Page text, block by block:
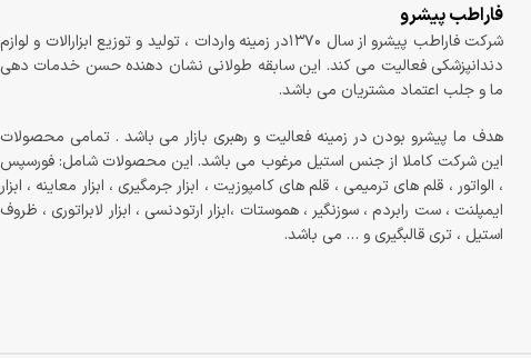
فاراطب پیشرو
شرکت فاراطب پیشرو از سال ۱۳۷۰در زمینه واردات ، تولید و توزیع ابزارالات و لوازم
دندانپزشکی فعالیت می کند. این سابقه طولانی نشان دهنده حسن خدمات دهی
ما و جلب اعتماد مشتریان می باشد.
هدف ما پیشرو بودن در زمینه فعالیت و رهبری بازار می باشد . تمامی محصولات
این شرکت کاملا از جنس استیل مرغوب می باشد. این محصولات شامل: فورسپس
، الواتور ، قلم های ترمیمی ، قلم های کامپوزیت ، ابزار جرمگیری ، ابزار معاینه ، ابزار
ایمپلنت ، ست رابردم ، سوزنگیر ، هموستات ،ابزار ارتودنسی ، ابزار لابراتوری ، ظروف
استیل ، تری قالبگیری و … می باشد.